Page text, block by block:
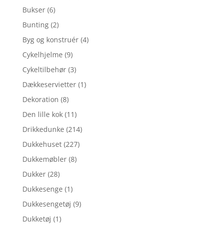
Bukser (6)
Bunting (2)
Byg og konstruér (4)
Cykelhjelme (9)
Cykeltilbehør (3)
Dækkeservietter (1)
Dekoration (8)
Den lille kok (11)
Drikkedunke (214)
Dukkehuset (227)
Dukkemøbler (8)
Dukker (28)
Dukkesenge (1)
Dukkesengetøj (9)
Dukketøj (1)